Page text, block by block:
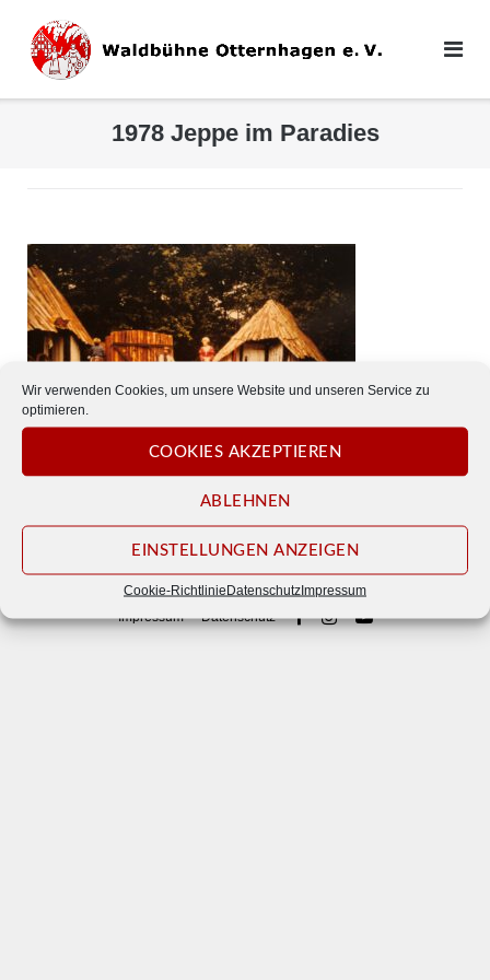
Wir verwenden Cookies, um unsere Website und unseren Service zu
optimieren.
COOKIES AKZEPTIEREN
ABLEHNEN
EINSTELLUNGEN ANZEIGEN
Cookie-RichtlinieDatenschutzImpressum
Inhalt
1978 Jeppe im Paradies
© 2026Waldbühne Otternhagen e. V.
Impressum Datenschutz